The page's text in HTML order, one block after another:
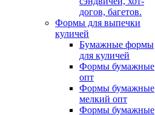
догов, багетов.
Формы для выпечки
куличей
Бумажные формы
для куличей
Формы бумажные
опт
Формы бумажные
мелкий опт
Формы бумажные